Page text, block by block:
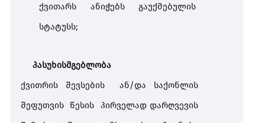
ქვითარს ანიჭებს გაუქმებულის
სტატუსს;
პასუხისმგებლობა
ქვითრის შევსების ან/და საქონლის
შეფუთვის წესის
პირველად დარღვევის